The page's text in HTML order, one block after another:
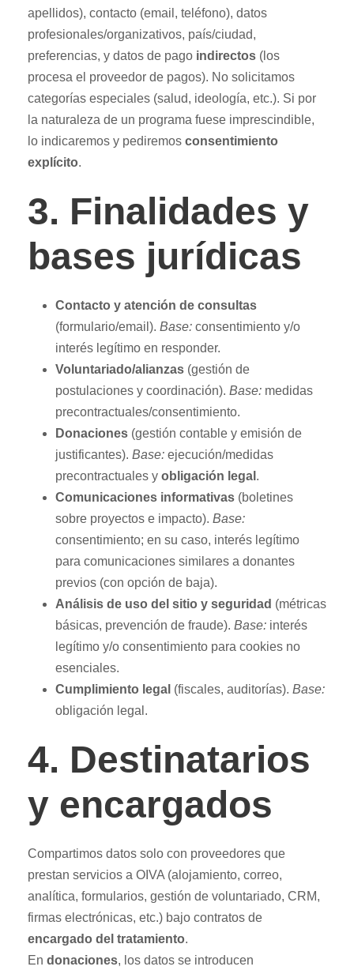
apellidos), contacto (email, teléfono), datos
profesionales/organizativos, país/ciudad,
preferencias, y datos de pago indirectos (los
procesa el proveedor de pagos). No solicitamos
categorías especiales (salud, ideología, etc.). Si por
la naturaleza de un programa fuese imprescindible,
lo indicaremos y pediremos consentimiento
explícito.
3. Finalidades y
bases jurídicas
Contacto y atención de consultas
(formulario/email). Base: consentimiento y/o
interés legítimo en responder.
Voluntariado/alianzas (gestión de
postulaciones y coordinación). Base: medidas
precontractuales/consentimiento.
Donaciones (gestión contable y emisión de
justificantes). Base: ejecución/medidas
precontractuales y obligación legal .
Comunicaciones informativas (boletines
sobre proyectos e impacto). Base:
consentimiento; en su caso, interés legítimo
para comunicaciones similares a donantes
previos (con opción de baja).
Análisis de uso del sitio y seguridad (métricas
básicas, prevención de fraude). Base: interés
legítimo y/o consentimiento para cookies no
esenciales.
Cumplimiento legal (fiscales, auditorías). Base:
obligación legal.
4. Destinatarios
y encargados
Compartimos datos solo con proveedores que
prestan servicios a OIVA (alojamiento, correo,
analítica, formularios, gestión de voluntariado, CRM,
firmas electrónicas, etc.) bajo contratos de
encargado del tratamiento.
En donaciones, los datos se introducen